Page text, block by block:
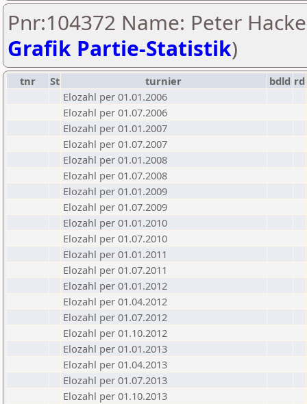
Pnr:104372 Name: Peter
Grafik Partie-Statistik)
tnr St turnier bdld rd
Elozahl per 01.01.2006
Elozahl per 01.07.2006
Elozahl per 01.01.2007
Elozahl per 01.07.2007
Elozahl per 01.01.2008
Elozahl per 01.07.2008
Elozahl per 01.01.2009
Elozahl per 01.07.2009
Elozahl per 01.01.2010
Elozahl per 01.07.2010
Elozahl per 01.01.2011
Elozahl per 01.07.2011
Elozahl per 01.01.2012
Elozahl per 01.04.2012
Elozahl per 01.07.2012
Elozahl per 01.10.2012
Elozahl per 01.01.2013
Elozahl per 01.04.2013
Elozahl per 01.07.2013
Elozahl per 01.10.2013